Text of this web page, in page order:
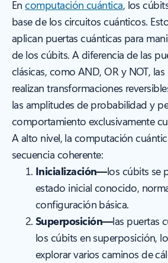
Encomputación cuántica, los
base de los circuitos cuánticos.
aplican puertas cuánticas para
de los cúbits. A diferencia de las
clásicas, como AND, OR y NOT,
realizan transformaciones
las amplitudes de probabilidad y
comportamiento exclusivamente
A alto nivel, la computación
secuencia coherente:
Inicialización—los cúbits se
estado inicial conocido,
configuración básica.
Superposición—las puertas
los cúbits en superposición,
explorar varios caminos de